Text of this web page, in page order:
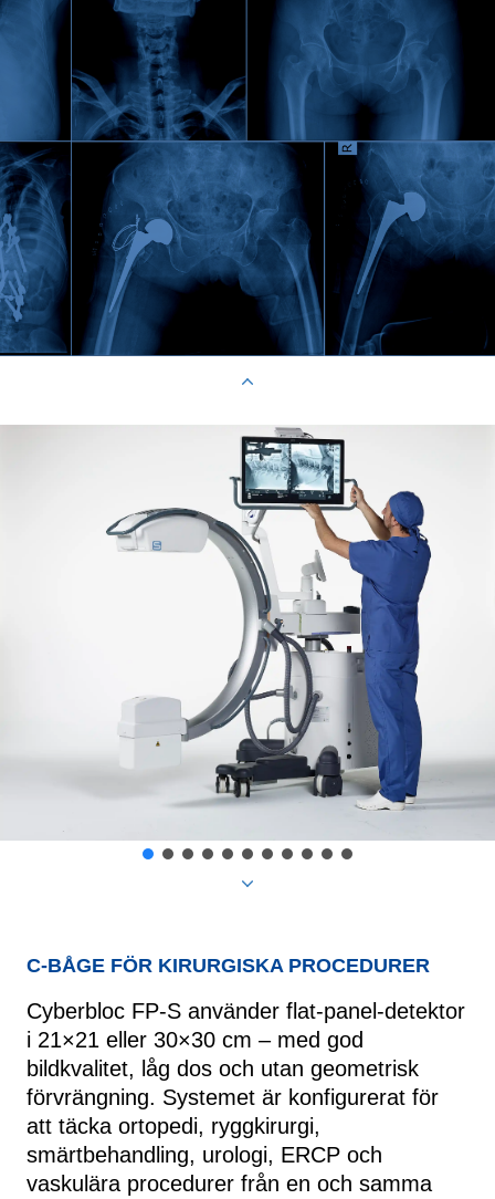
C-BÅGE FÖR KIRURGISKA PROCEDURER
Cyberbloc FP-S använder flat-panel-detektor
i 21×21 eller 30×30 cm – med god
bildkvalitet, låg dos och utan geometrisk
förvrängning. Systemet är konfigurerat för
att täcka ortopedi, ryggkirurgi,
smärtbehandling, urologi, ERCP och
vaskulära procedurer från en och samma